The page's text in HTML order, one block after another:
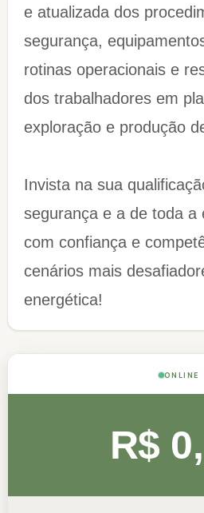
e atualizada dos
segurança,
rotinas operacionais e
dos trabalhadores em
exploração e produção
Invista na sua
segurança e a de toda a
com confiança e
cenários mais
energética!
ONLINE
R$